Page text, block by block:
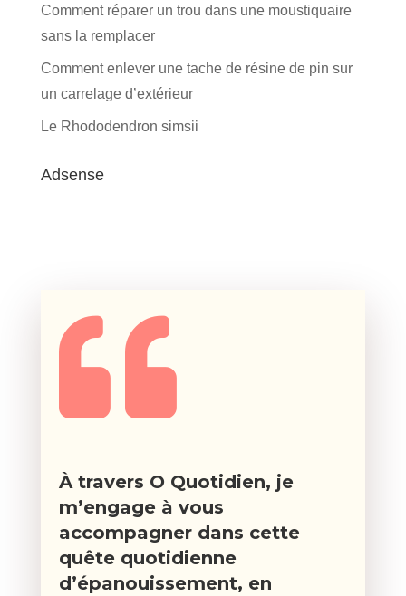
Comment réparer un trou dans une moustiquaire
sans la remplacer
Comment enlever une tache de résine de pin sur
un carrelage d’extérieur
Le Rhododendron simsii
Adsense

À travers O Quotidien, je
m’engage à vous
accompagner dans cette
quête quotidienne
d’épanouissement, en